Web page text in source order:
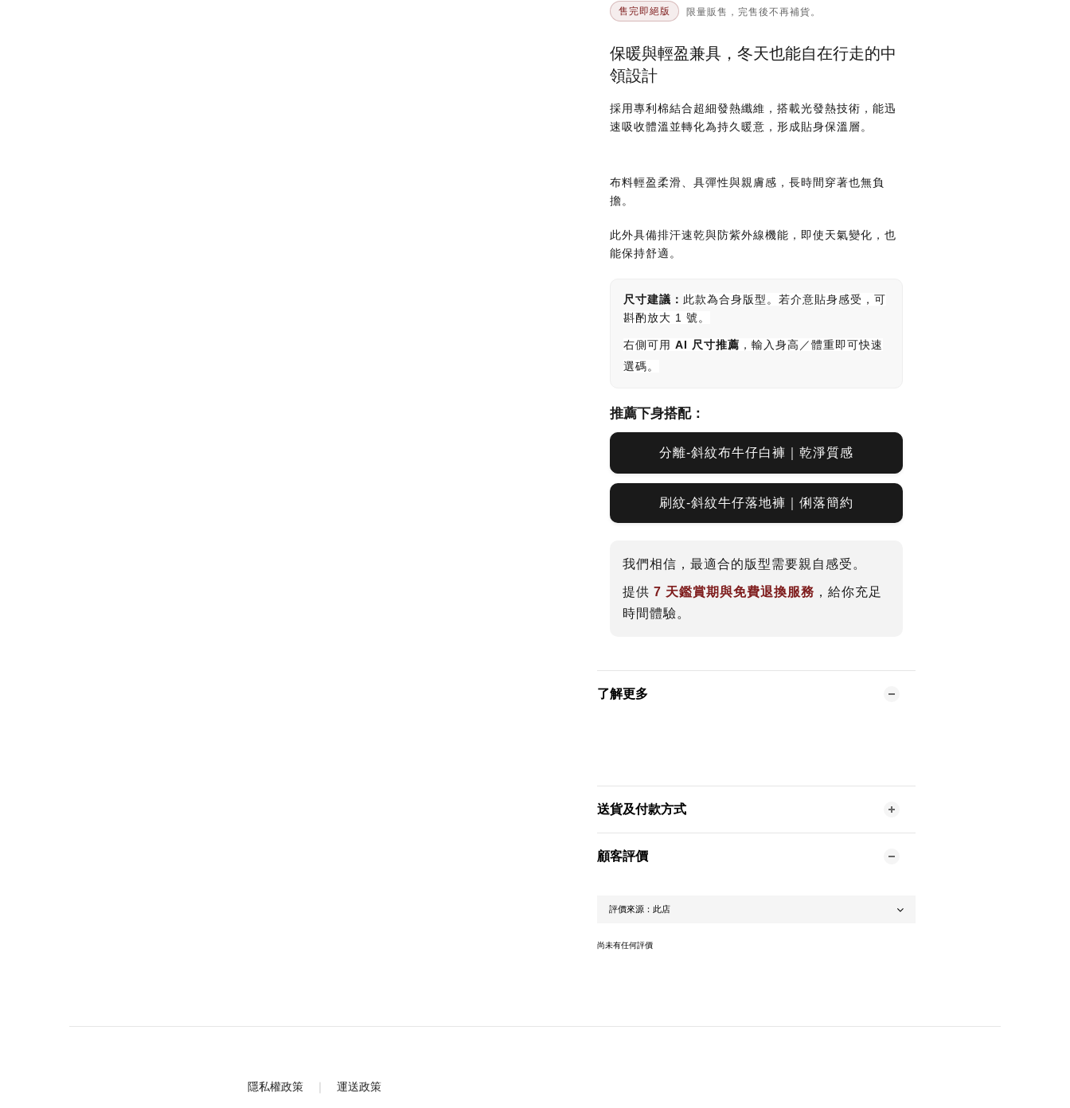
售完即絕版 限量販售，完售後不再補貨。
保暖與輕盈兼具，冬天也能自在行走的中
領設計
採用專利棉結合超細發熱纖維，搭載光發熱技術，能迅
速吸收體溫並轉化為持久暖意，形成貼身保溫層。
布料輕盈柔滑、具彈性與親膚感，長時間穿著也無負
擔。
此外具備排汗速乾與防紫外線機能，即使天氣變化，也
能保持舒適。
尺寸建議： 此款為合身版型。若介意貼身感受，可
斟酌放大 1 號。
右側可用 AI 尺寸推薦 ，輸入身高／體重即可快速
選碼。
推薦下身搭配：
分離-斜紋布牛仔白褲｜乾淨質感
刷紋-斜紋牛仔落地褲｜俐落簡約
我們相信，最適合的版型需要親自感受。
提供 7 天鑑賞期與免費退換服務 ，給你充足
時間體驗。
了解更多
送貨及付款方式
顧客評價
尚未有任何評價
隱私權政策 ｜ 運送政策